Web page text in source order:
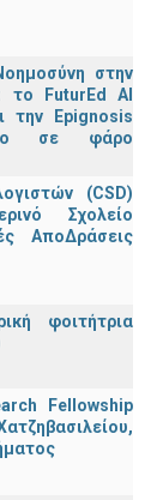
στην
το FuturEd AI
την Epignosis
σε φάρο
(CSD)
Σχολείο
ΑποΔράσεις
φοιτήτρια
Fellowship